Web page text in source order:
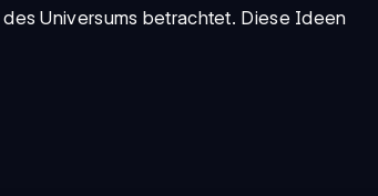
Universums betrachtet. Diese Ideen